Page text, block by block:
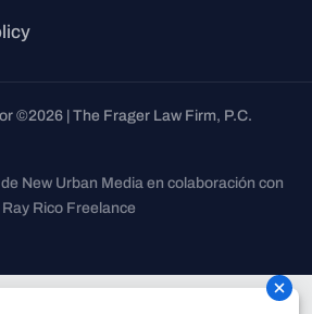
©2026 | The Frager Law Firm, P.C.
New Urban Media en colaboración con
Ray Rico Freelance